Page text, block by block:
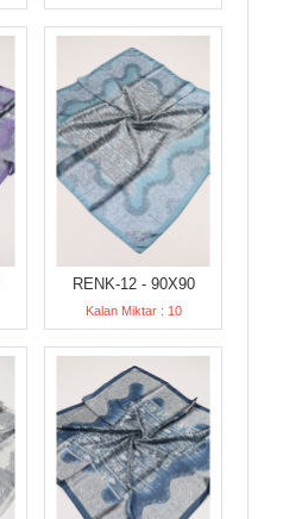
RENK-12 - 90X90
Kalan Miktar : 10